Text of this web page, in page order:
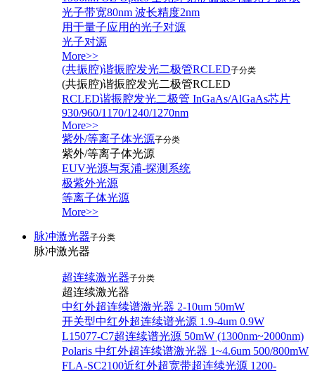
光子带宽80nm 波长精度2nm
用于量子应用的光子对源
光子对源
More>>
(共振腔)谐振腔发光二极管RCLED子分类
(共振腔)谐振腔发光二极管RCLED
RCLED谐振腔发光二极管 InGaAs/AlGaAs芯片
930/960/1170/1240/1270nm
More>>
紫外/等离子体光源子分类
紫外/等离子体光源
EUV光源与泵浦-探测系统
极紫外光源
等离子体光源
More>>
脉冲激光器子分类
脉冲激光器
超连续激光器子分类
超连续激光器
中红外超连续谱激光器 2-10um 50mW
开关型中红外超连续谱光源 1.9-4um 0.9W
L15077-C7超连续谱光源 50mW (1300nm~2000nm)
Polaris 中红外超连续谱激光器 1~4.6um 500/800mW
FLA-SC2100近红外超宽带超连续光源 1200-